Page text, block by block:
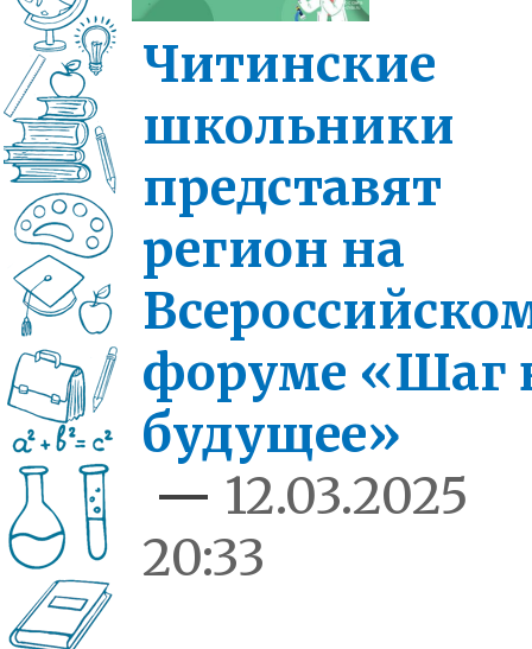
Читинские
школьники
представят
регион на
форуме «Шаг
будущее»
— 12.03.2025
20:33